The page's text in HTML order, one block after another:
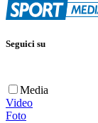
Seguici su
Media
Video
Foto